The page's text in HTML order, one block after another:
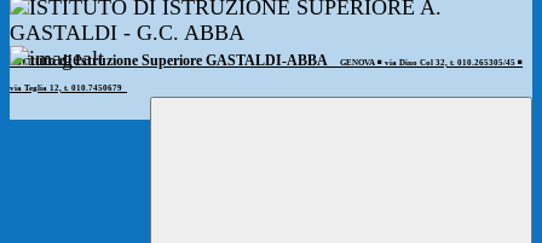
Istituto di Istruzione Superiore GASTALDI-ABBA GENOVA ◾️ via Dino Col 32, t. 010.265305/45 ◾️
via Teglia 12, t. 010.7450679